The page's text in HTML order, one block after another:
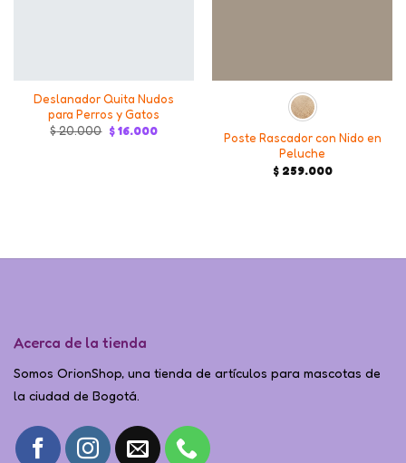
Deslanador Quita Nudos
para Perros y Gatos
$20.000 Original
price
$16.000Current
Poste Rascador con Nido en
Peluche
$259.000
Acerca de la tienda
Somos OrionShop, una tienda de artículos para mascotas de
la ciudad de Bogotá.